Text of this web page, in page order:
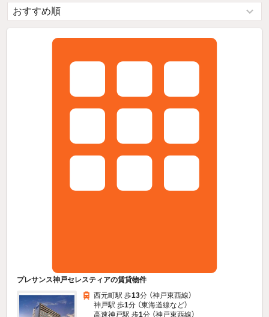
プレサンス神戸セレスティアの賃貸物件
西元町駅 歩13分 （神戸東西線）
神戸駅 歩1分 （東海道線など）
高速神戸駅 歩1分 （神戸東西線）